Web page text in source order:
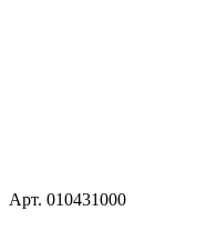
Арт. 010431000